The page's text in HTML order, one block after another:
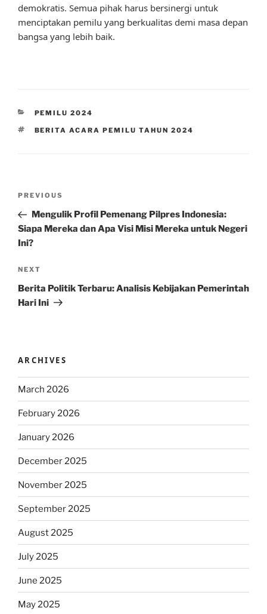
demokratis. Semua pihak harus bersinergi untuk
menciptakan pemilu yang berkualitas demi masa depan
bangsa yang lebih baik.
CATEGORIES
PEMILU 2024
TAGS
BERITA ACARA PEMILU TAHUN 2024
Previous
Post
PREVIOUS
Mengulik Profil Pemenang Pilpres Indonesia:
Siapa Mereka dan Apa Visi Misi Mereka untuk Negeri
Ini?
Next
Post
NEXT
Berita Politik Terbaru: Analisis Kebijakan Pemerintah
Hari Ini
ARCHIVES
March 2026
February 2026
January 2026
December 2025
November 2025
September 2025
August 2025
July 2025
June 2025
May 2025